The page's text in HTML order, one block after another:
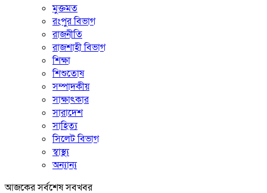
মুক্তমত
রংপুর বিভাগ
রাজনীতি
রাজশাহী বিভাগ
শিক্ষা
শিশুতোষ
সম্পাদকীয়
সাক্ষাৎকার
সারাদেশ
সাহিত্য
সিলেট বিভাগ
স্বাস্থ্য
অন্যান্য
আজকের সর্বশেষ সবখবর